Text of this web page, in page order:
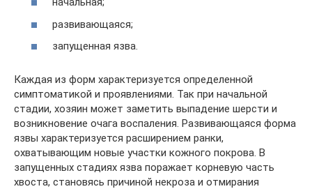
развивающаяся;
запущенная язва.
Каждая из форм характеризуется определенной
симптоматикой и проявлениями. Так при начальной
стадии, хозяин может заметить выпадение шерсти и
возникновение очага воспаления. Развивающаяся форма
язвы характеризуется расширением ранки,
охватывающим новые участки кожного покрова. В
запущенных стадиях язва поражает корневую часть
хвоста, становясь причиной некроза и отмирания